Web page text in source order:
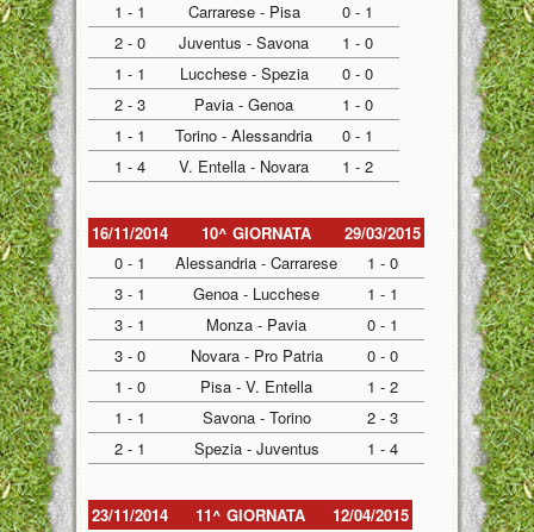
1 - 1 Carrarese - Pisa
0 - 1
2 - 0
Juventus - Savona
1 - 0
1 - 1
Lucchese - Spezia
0 - 0
2 - 3
Pavia - Genoa
1 - 0
1 - 1
Torino - Alessandria
0 - 1
1 - 4
V. Entella - Novara 1 - 2
16/11/2014 10^ GIORNATA
29/03/2015
0 - 1
Alessandria - Carrarese
1 - 0
3 - 1
Genoa - Lucchese
1 - 1
3 - 1
Monza - Pavia
0 - 1
3 - 0
Novara - Pro Patria
0 - 0
1 - 0
Pisa - V. Entella
1 - 2
1 - 1
Savona - Torino
2 - 3
2 - 1
Spezia - Juventus 1 - 4
23/11/2014 11^ GIORNATA
12/04/2015